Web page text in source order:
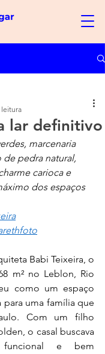
lar definitivo
leitura
marcenaria
pedra natural,
carioca e
dos espaços
Babi Teixeira, o
m² no Leblon, Rio
como um espaço
uma família que
Com um filho
o casal buscava
e bem